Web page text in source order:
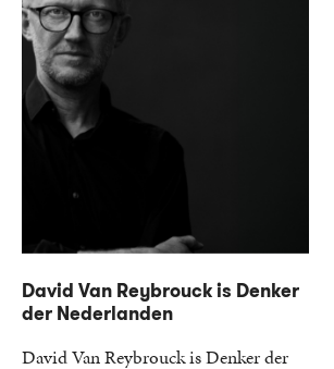
David Van Reybrouck is Denker
der Nederlanden
David Van Reybrouck is Denker der